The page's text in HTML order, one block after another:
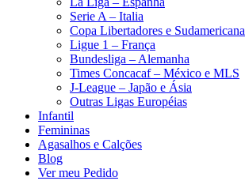
Serie A – Italia
Copa Libertadores e Sudamericana
Ligue 1 – França
Bundesliga – Alemanha
Times Concacaf – México e MLS
J-League – Japão e Ásia
Outras Ligas Européias
Infantil
Femininas
Agasalhos e Calções
Blog
Ver meu Pedido